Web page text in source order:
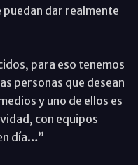
dar realmente
para eso tenemos
personas que desean
y uno de ellos es
con equipos
día…”